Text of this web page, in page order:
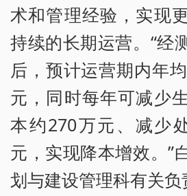
术和管理经验，实现
持续的长期运营。“经
后，预计运营期内年
元，同时每年可减少
本约270万元、减少
元，实现降本增效。”
划与建设管理科有关负